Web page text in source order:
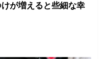
けが増えると些細な幸